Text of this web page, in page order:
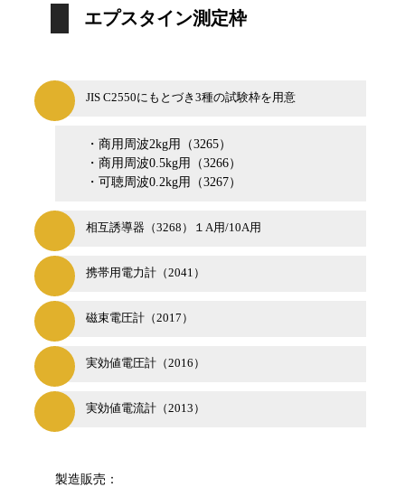
エプスタイン測定枠
JIS C2550にもとづき3種の試験枠を用意
・商用周波2kg用（3265）
・商用周波0.5kg用（3266）
・可聴周波0.2kg用（3267）
相互誘導器（3268）１A用/10A用
携帯用電力計（2041）
磁束電圧計（2017）
実効値電圧計（2016）
実効値電流計（2013）
製造販売：